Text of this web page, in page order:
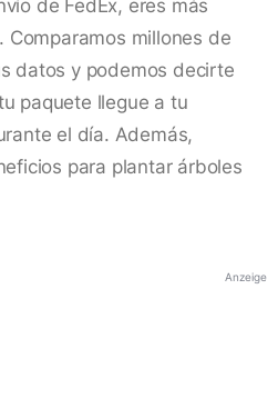
de FedEx, eres más
Comparamos millones de
datos y podemos decirte
paquete llegue a tu
el día. Además,
para plantar árboles
Anzeige